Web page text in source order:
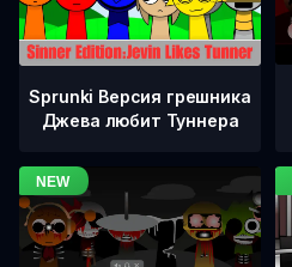
Sprunki Версия грешника
Джева любит Туннера